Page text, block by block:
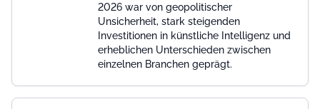
2026 war von geopolitischer
Unsicherheit, stark steigenden
Investitionen in künstliche Intelligenz und
erheblichen Unterschieden zwischen
einzelnen Branchen geprägt.